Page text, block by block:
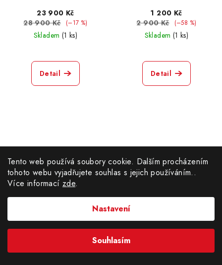
Tento web používá soubory cookie. Dalším procházením
tohoto webu vyjadřujete souhlas s jejich používáním..
Více informacízde.
Nastavení
Souhlasím
23 900 Kč
28 900 Kč
(–17 %)
Skladem (1 ks)
Detail
1 200 Kč
2 900 Kč
(–58 %)
Skladem (1 ks)
Detail